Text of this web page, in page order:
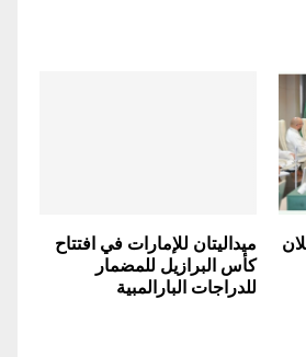
ميداليتان للإمارات في افتتاح
كأس البرازيل للمضمار
للدراجات البارالمبية